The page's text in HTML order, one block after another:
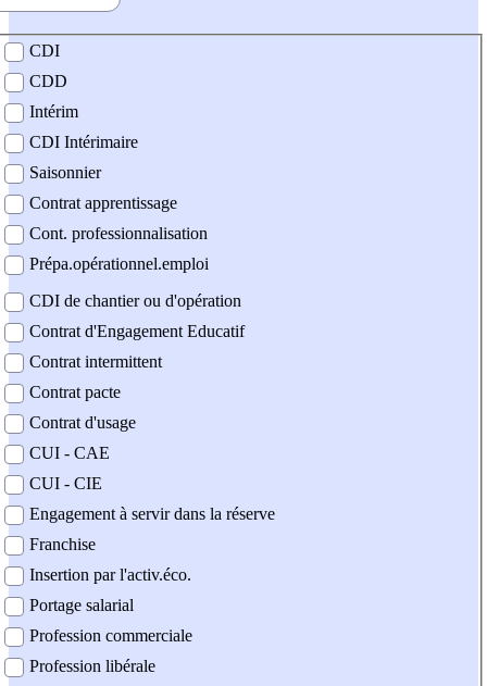
contrat
CDI
CDD
Intérim
CDI Intérimaire
Saisonnier
Contrat apprentissage
Cont. professionnalisation
Prépa.opérationnel.emploi
CDI de chantier ou d'opération
Contrat d'Engagement Educatif
Contrat intermittent
Contrat pacte
Contrat d'usage
CUI - CAE
CUI - CIE
Engagement à servir dans la réserve
Franchise
Insertion par l'activ.éco.
Portage salarial
Profession commerciale
Profession libérale